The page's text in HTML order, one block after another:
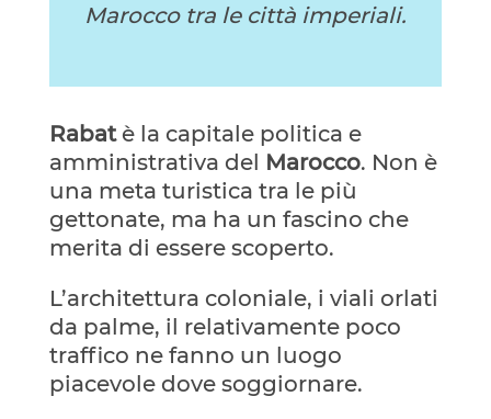
Marocco tra le città imperiali.
Rabatè la capitale politica e
amministrativa del Marocco. Non è
una meta turistica tra le più
gettonate, ma ha un fascino che
merita di essere scoperto.
L’architettura coloniale, i viali orlati
da palme, il relativamente poco
traffico ne fanno un luogo
piacevole dove soggiornare.